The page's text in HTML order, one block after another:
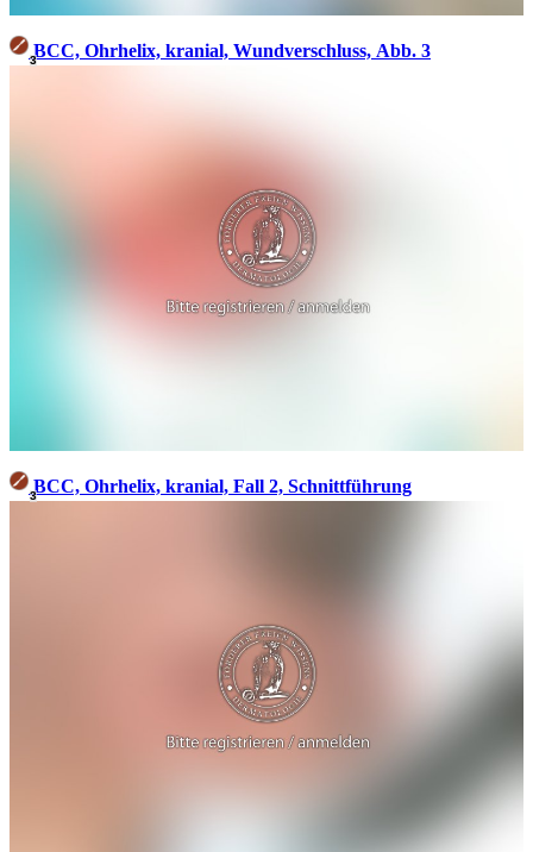
3BCC, Ohrhelix, kranial, Wundverschluss, Abb. 3
3BCC, Ohrhelix, kranial, Fall 2, Schnittführung